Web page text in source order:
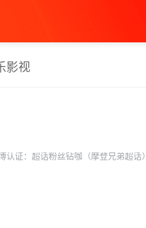
影视
认证：超话粉丝钻咖（摩登兄弟超话）